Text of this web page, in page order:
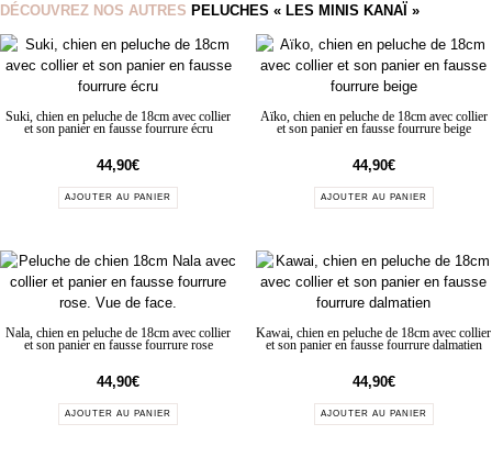
DÉCOUVREZ NOS AUTRES PELUCHES « LES MINIS KANAÏ »
Suki, chien en peluche de 18cm avec collier
et son panier en fausse fourrure écru
44,90€
AJOUTER AU PANIER
Aïko, chien en peluche de 18cm avec collier
et son panier en fausse fourrure beige
44,90€
AJOUTER AU PANIER
Nala, chien en peluche de 18cm avec collier
et son panier en fausse fourrure rose
44,90€
AJOUTER AU PANIER
Kawai, chien en peluche de 18cm avec collier
et son panier en fausse fourrure dalmatien
44,90€
AJOUTER AU PANIER